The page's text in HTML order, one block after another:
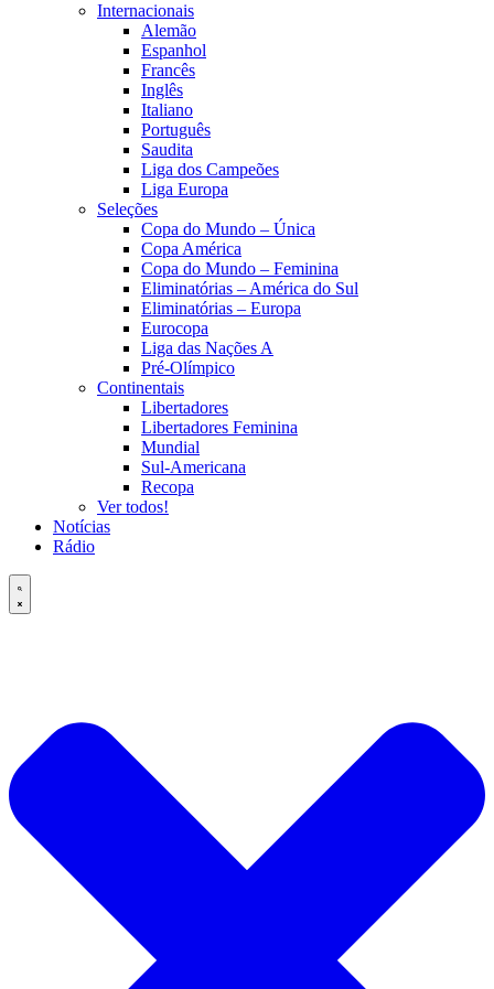
Internacionais
Alemão
Espanhol
Francês
Inglês
Italiano
Português
Saudita
Liga dos Campeões
Liga Europa
Seleções
Copa do Mundo – Única
Copa América
Copa do Mundo – Feminina
Eliminatórias – América do Sul
Eliminatórias – Europa
Eurocopa
Liga das Nações A
Pré-Olímpico
Continentais
Libertadores
Libertadores Feminina
Mundial
Sul-Americana
Recopa
Ver todos!
Notícias
Rádio